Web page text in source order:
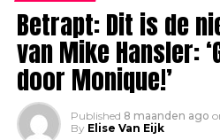
Betrapt: Dit is de
van Mike Hansler:
door Monique!’
Published 8 maanden ago
By Elise Van Eijk